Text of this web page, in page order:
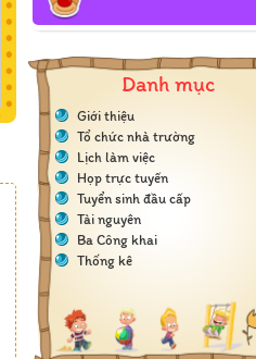
Danh mục
Giới thiệu
Tổ chức nhà trường
Lịch làm việc
Họp trực tuyến
Tuyển sinh đầu cấp
Tài nguyên
Ba Công khai
Thống kê